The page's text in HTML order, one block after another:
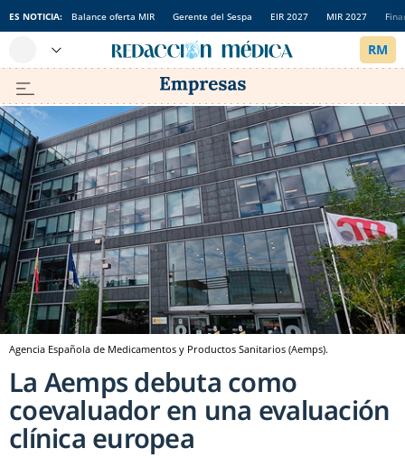
ES NOTICIA: Balance oferta MIR Gerente del Sespa EIR 2027 MIR 2027
Agencia Española de Medicamentos y Productos Sanitarios (Aemps).
La Aemps debuta como
coevaluador en una evaluación
clínica europea